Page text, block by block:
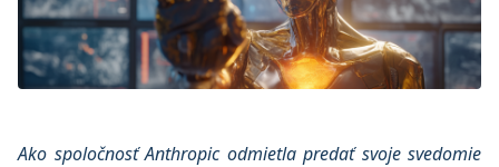
Ako spoločnosť Anthropic odmietla predať svoje svedomie